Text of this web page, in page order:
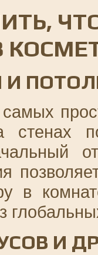
И
стенах
в
И